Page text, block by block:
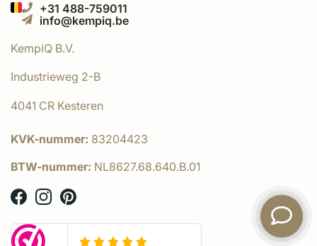
+31 488-759011
info@kempiq.be
KempíQ B.V.
Industrieweg 2-B
4041 CR Kesteren
KVK-nummer: 83204423
BTW-nummer: NL8627.68.640.B.01